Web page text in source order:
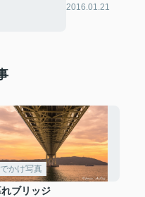
2016.01.21
かけ写真
ブリッジ